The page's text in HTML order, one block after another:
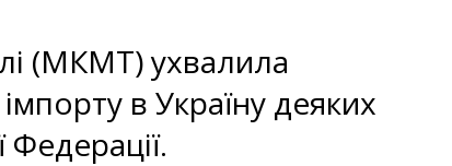
(МКМТ) ухвалила
в Україну деяких